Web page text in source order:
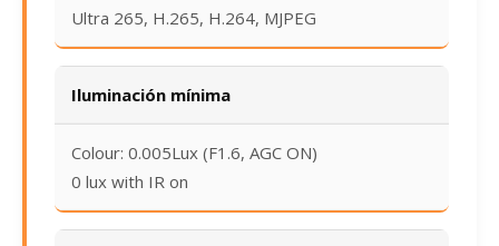
Ultra 265, H.265, H.264, MJPEG
Iluminación mínima
Colour: 0.005Lux (F1.6, AGC ON)
0 lux with IR on